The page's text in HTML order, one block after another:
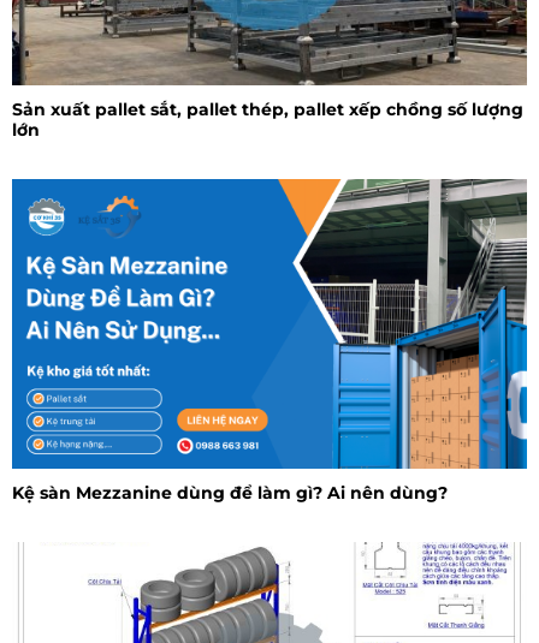
Sản xuất pallet sắt, pallet thép, pallet xếp chồng số lượng
lớn
Kệ sàn Mezzanine dùng để làm gì? Ai nên dùng?